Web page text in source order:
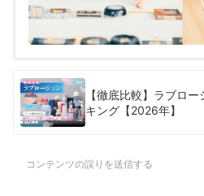
【徹底比較】ラブロ
キング【2026年】
コンテンツの誤りを送信する